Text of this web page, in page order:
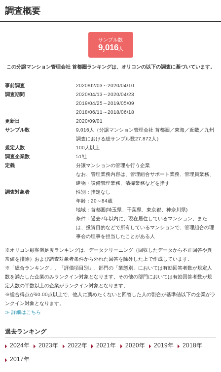
調査概要
サンプル数
9,016人
この分譲マンション管理会社 首都圏ランキングは、オリコンの以下の調査に基づいています。
事前調査
2020/02/03～2020/04/10
調査期間
2020/04/13～2020/04/23
2019/04/25～2019/05/09
2018/06/11～2018/06/18
更新日
2020/09/01
サンプル数
9,016人（分譲マンション管理会社 首都圏／東海／近畿／九州
調査における総サンプル数27,872人）
規定人数
100人以上
調査企業数
51社
定義
分譲マンションの管理を行う企業
なお、管理業務内容は、管理組合サポート業務、管理員業務、
建物・設備管理業務、清掃業務などを指す
調査対象者
性別：指定なし
年齢：20～84歳
地域：首都圏(埼玉県、千葉県、東京都、神奈川県)
条件：過去7年以内に、現在居住しているマンション、また
は、投資目的などで所有しているマンションで、管理組合の理
事会の理事を担当したことがある人
※オリコン顧客満足度ランキングは、データクリーニング（回収したデータから不正回答や異
常値を排除）および調査対象者条件から外れた回答を除外した上で作成しています。
※「総合ランキング」、「評価項目別」、部門の「業態別」においては有効回答者数が規定人
数を満たした企業のみランクイン対象となります。その他の部門においては有効回答者数が規
定人数の半数以上の企業がランクイン対象となります。
※総合得点が60.00点以上で、他人に薦めたくないと回答した人の割合が基準値以下の企業がラ
ンクイン対象となります。
≫ 詳細はこちら
過去ランキング
2024年
2023年 2022年 2021年 2020年 2019年
2018年
2017年